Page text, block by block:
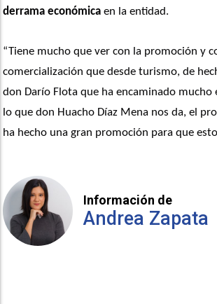
derrama económica en la entidad.
“Tiene mucho que ver con la promoción y
comercialización que desde turismo, de
don Darío Flota que ha encaminado mucho
lo que don Huacho Díaz Mena nos da, el
ha hecho una gran promoción para que
Información de
Andrea Zapata